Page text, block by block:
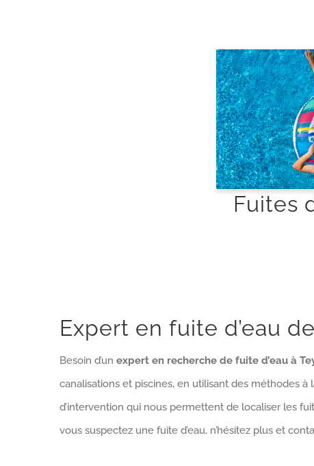
Fuites
Expert en fuite d’eau
Besoin d’un expert en recherche de fuite d’eau à
canalisations et piscines, en utilisant des méthodes
d’intervention qui nous permettent de localiser les
vous suspectez une fuite d’eau, n’hésitez plus et